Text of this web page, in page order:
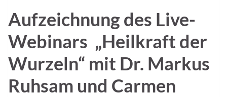
Aufzeichnung des Live-
Webinars „Heilkraft der
Wurzeln“ mit Dr. Markus
Ruhsam und Carmen